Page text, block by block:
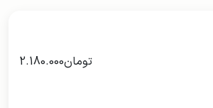
تومان2.180.000